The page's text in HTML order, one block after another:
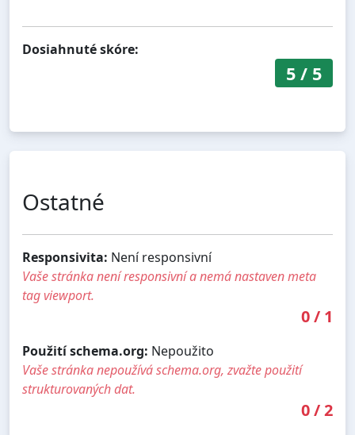
Dosiahnuté skóre:
5/ 5
Ostatné
Responsivita: Není responsivní
Vaše stránka není responsivní a nemá nastaven meta
tag viewport.
0/ 1
Použití schema.org: Nepoužito
Vaše stránka nepoužívá schema.org, zvažte použití
strukturovaných dat.
0/2